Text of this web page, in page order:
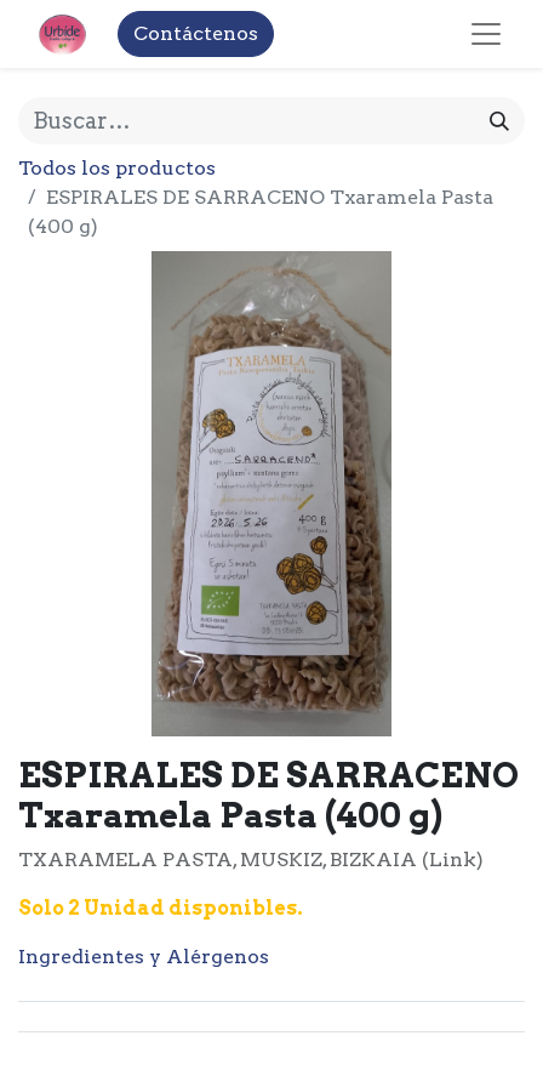
Contáctenos
Todos los productos
ESPIRALES DE SARRACENO Txaramela Pasta
(400 g)
ESPIRALES DE SARRACENO
Txaramela Pasta (400 g)
TXARAMELA PASTA, MUSKIZ, BIZKAIA (Link)
Solo 2 Unidad disponibles.
Ingredientes y Alérgenos